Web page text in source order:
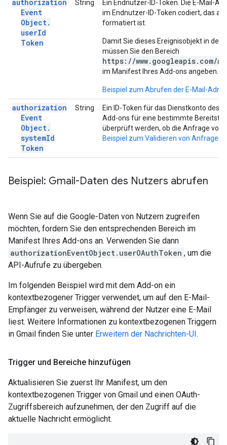
authorization
Event
Object.
userId
Token
String
Ein Endnutzer-ID-Token. Die E-Mail-
im Endnutzer-ID-Token codiert, das als
formatiert ist.
Damit Sie dieses Ereignisobjekt in der
müssen Sie den Bereich
https://www.googleapis.com/
im Manifest Ihres Add-ons angeben.
Beispiel zum Abrufen der E-Mail-
authorization
Event
Object.
systemId
Token
String
Ein ID-Token für das Dienstkonto des
Add-ons für eine bestimmte
überprüft werden, ob die Anfrage von
Beispiel zum Validieren von Anfragen
Beispiel: Gmail-Daten des Nutzers abrufen
Wenn Sie auf die Google-Daten von Nutzern zugreifen
möchten, fordern Sie den entsprechenden Bereich im
Manifest Ihres Add-ons an. Verwenden Sie dann
authorizationEventObject.userOAuthToken , um die
API-Aufrufe zu übergeben.
Im folgenden Beispiel wird mit dem Add-on ein
kontextbezogener Trigger verwendet, um auf den E-Mail-
Empfänger zu verweisen, während der Nutzer eine E-Mail
liest. Weitere Informationen zu kontextbezogenen Triggern
in Gmail finden Sie unter Erweitern der Nachrichten-UI.
Trigger und Bereiche hinzufügen
Aktualisieren Sie zuerst Ihr Manifest, um den
kontextbezogenen Trigger von Gmail und einen OAuth-
Zugriffsbereich aufzunehmen, der den Zugriff auf die
aktuelle Nachricht ermöglicht.